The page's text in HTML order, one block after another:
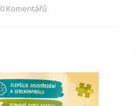
0 Komentářů